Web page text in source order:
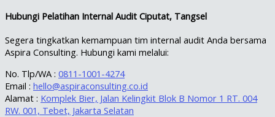
Hubungi Pelatihan Internal Audit Ciputat, Tangsel
Segera tingkatkan kemampuan tim internal audit Anda bersama
Aspira Consulting. Hubungi kami melalui:
No. Tlp/WA : 0811-1001-4274
Email : hello@aspiraconsulting.co.id
Alamat : Komplek Bier, Jalan Kelingkit Blok B Nomor 1 RT. 004
RW. 001, Tebet, Jakarta Selatan